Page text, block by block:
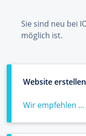
Sie sind neu bei
möglich ist.
Website erstellen
Wir empfehlen ...